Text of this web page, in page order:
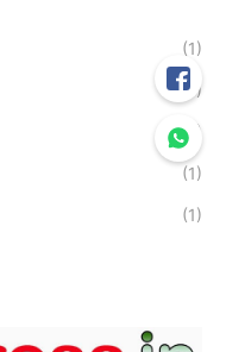
(1)
(13)
(1)
(1)
(1)